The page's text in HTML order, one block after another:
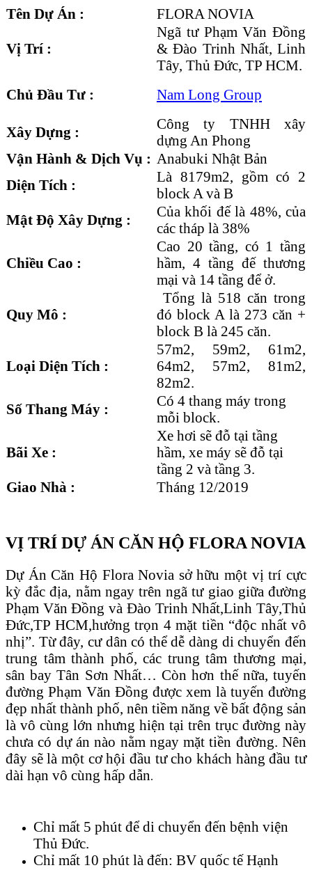
Tên Dự Án : FLORA NOVIA
Vị Trí :
Ngã tư Phạm Văn Đồng
& Đào Trinh Nhất, Linh
Tây, Thủ Đức, TP HCM.
Chủ Đầu Tư :
Nam Long Group
Xây Dựng :
Công ty TNHH xây
dựng An Phong
Vận Hành & Dịch Vụ : Anabuki Nhật Bản
Diện Tích :
Là 8179m2, gồm có 2
block A và B
Mật Độ Xây Dựng :
Của khối đế là 48%, của
các tháp là 38%
Chiều Cao :
Cao 20 tầng, có 1 tầng
hầm, 4 tầng đế thương
mại và 14 tầng để ở.
Quy Mô :
Tổng là 518 căn trong
đó block A là 273 căn +
block B là 245 căn.
Loại Diện Tích :
57m2, 59m2, 61m2,
64m2, 57m2, 81m2,
82m2.
Số Thang Máy :
Có 4 thang máy trong
mỗi block.
Bãi Xe :
Xe hơi sẽ đỗ tại tầng
hầm, xe máy sẽ đỗ tại
tầng 2 và tầng 3.
Giao Nhà :
Tháng 12/2019
VỊ TRÍ DỰ ÁN CĂN HỘ FLORA NOVIA
Dự Án Căn Hộ Flora Novia sở hữu một vị trí cực
kỳ đắc địa, nằm ngay trên ngã tư giao giữa đường
Phạm Văn Đồng và Đào Trinh Nhất,Linh Tây,Thủ
Đức,TP HCM,hưởng trọn 4 mặt tiền “độc nhất vô
nhị”. Từ đây, cư dân có thể dễ dàng di chuyển đến
trung tâm thành phố, các trung tâm thương mại,
sân bay Tân Sơn Nhất… Còn hơn thế nữa, tuyến
đường Phạm Văn Đồng được xem là tuyến đường
đẹp nhất thành phố, nên tiềm năng về bất động sản
là vô cùng lớn nhưng hiện tại trên trục đường này
chưa có dự án nào nằm ngay mặt tiền đường. Nên
đây sẽ là một cơ hội đầu tư cho khách hàng đầu tư
dài hạn vô cùng hấp dẫn.
Chỉ mất 5 phút để di chuyển đến bệnh viện
Thủ Đức.
Chỉ mất 10 phút là đến: BV quốc tế Hạnh